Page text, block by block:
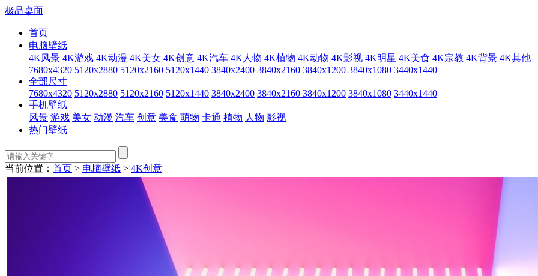
极品桌面
首页
电脑壁纸
4K风景 4K游戏 4K动漫 4K美女 4K创意 4K汽车 4K人物 4K植物 4K动物 4K影视 4K明星 4K美食 4K宗教 4K背景 4K其他
7680x4320 5120x2880 5120x2160 5120x1440 3840x2400 3840x2160 3840x1200 3840x1080 3440x1440
全部尺寸
7680x4320 5120x2880 5120x2160 5120x1440 3840x2400 3840x2160 3840x1200 3840x1080 3440x1440
手机壁纸
风景 游戏 美女 动漫 汽车 创意 美食 萌物 卡通 植物 人物 影视
热门壁纸
当前位置： 首页 > 电脑壁纸 > 4K创意